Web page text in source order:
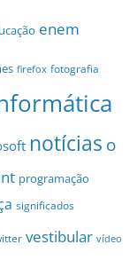
enem
firefox fotografia
notícias o
programação
significados
vestibular vídeo